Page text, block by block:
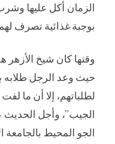
الزمان أكل عليها
بوجبة غذائية تصرف
وقتها كان شيخ الأزهر
حيث وعد الرجل طلابه
لطلباتهم، إلا أن ما
الجيب”، وأجل الحديث
الجو المحيط بالجامعة